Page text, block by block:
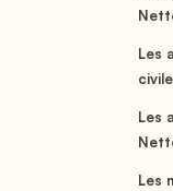
Les
Les
Les